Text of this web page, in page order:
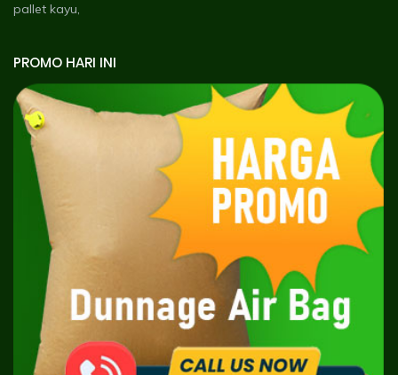
pallet kayu,
PROMO HARI INI